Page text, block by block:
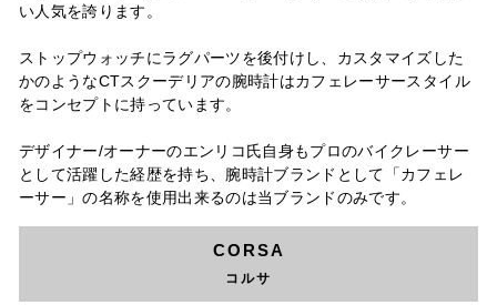
い人気を誇ります。
ストップウォッチにラグパーツを後付けし、カスタマイズした
かのようなCTスクーデリアの腕時計はカフェレーサースタイル
をコンセプトに持っています。
デザイナー/オーナーのエンリコ氏自身もプロのバイクレーサー
として活躍した経歴を持ち、腕時計ブランドとして「カフェレ
ーサー」の名称を使用出来るのは当ブランドのみです。
CORSA
コルサ